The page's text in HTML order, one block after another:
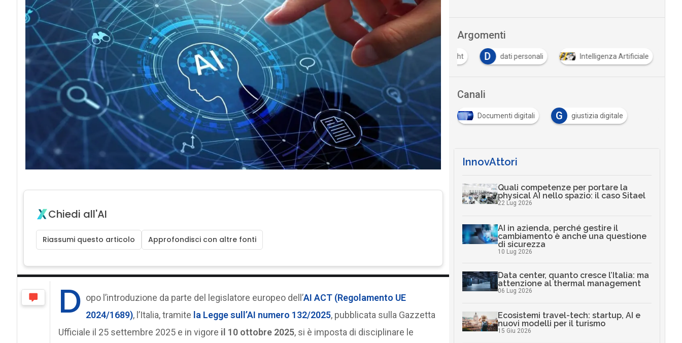
Chiedi all'AI
Riassumi questo articolo Approfondisci con altre fonti
D opo l’introduzione da parte del legislatore europeo dell’AI ACT (Regolamento UE
2024/1689), l’Italia, tramite la Legge sull’AI numero 132/2025, pubblicata sulla Gazzetta
Ufficiale il 25 settembre 2025 e in vigore il 10 ottobre 2025, si è imposta di disciplinare le
Argomenti
ai act Copyright D dati personali Intelligenza Artificiale
Canali
Documenti digitali G giustizia digitale
InnovAttori
Quali competenze per portare la
physical AI nello spazio: il caso Sitael
22 Lug 2026
AI in azienda, perché gestire il
cambiamento è anche una questione
di sicurezza
10 Lug 2026
Data center, quanto cresce l’Italia: ma
attenzione al thermal management
06 Lug 2026
Ecosistemi travel-tech: startup, AI e
nuovi modelli per il turismo
15 Giu 2026